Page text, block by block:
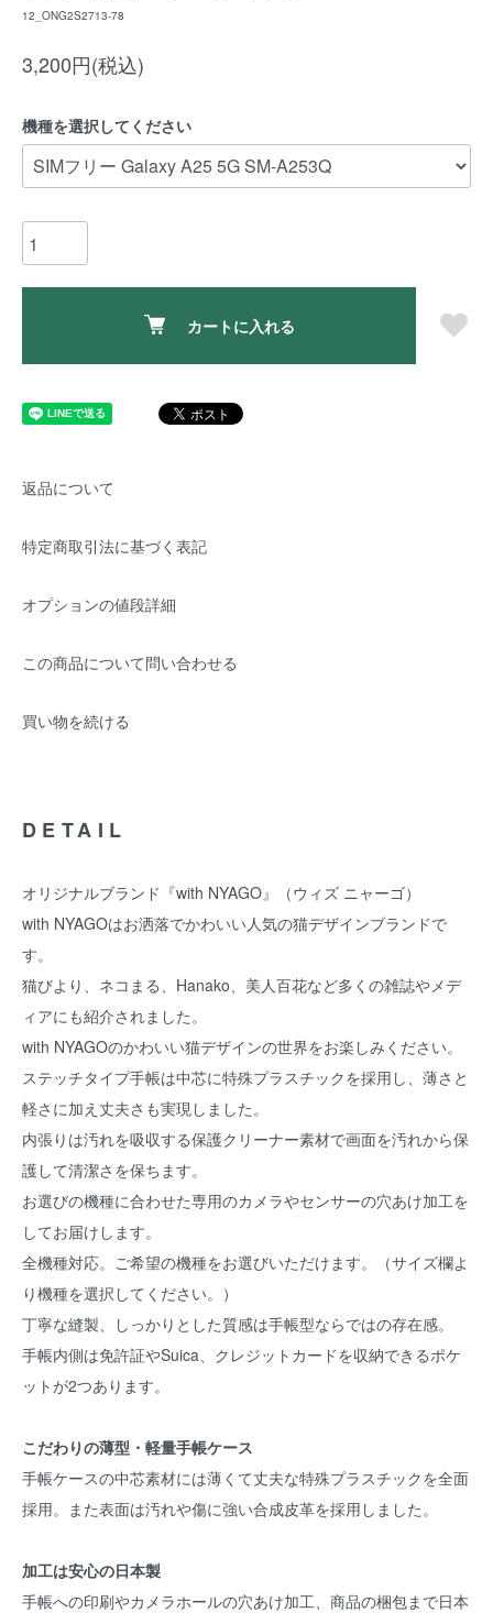
12_ONG2S2713-78
3,200円(税込)
機種を選択してください
カートに入れる
返品について
特定商取引法に基づく表記
オプションの値段詳細
この商品について問い合わせる
買い物を続ける
DETAIL
オリジナルブランド『with NYAGO』（ウィズ ニャーゴ）
with NYAGOはお洒落でかわいい人気の猫デザインブランドで
す。
猫びより、ネコまる、Hanako、美人百花など多くの雑誌やメデ
ィアにも紹介されました。
with NYAGOのかわいい猫デザインの世界をお楽しみください。
ステッチタイプ手帳は中芯に特殊プラスチックを採用し、薄さと
軽さに加え丈夫さも実現しました。
内張りは汚れを吸収する保護クリーナー素材で画面を汚れから保
護して清潔さを保ちます。
お選びの機種に合わせた専用のカメラやセンサーの穴あけ加工を
してお届けします。
全機種対応。ご希望の機種をお選びいただけます。（サイズ欄よ
り機種を選択してください。）
丁寧な縫製、しっかりとした質感は手帳型ならではの存在感。
手帳内側は免許証やSuica、クレジットカードを収納できるポケ
ットが2つあります。
こだわりの薄型・軽量手帳ケース
手帳ケースの中芯素材には薄くて丈夫な特殊プラスチックを全面
採用。また表面は汚れや傷に強い合成皮革を採用しました。
加工は安心の日本製
手帳への印刷やカメラホールの穴あけ加工、商品の梱包まで日本